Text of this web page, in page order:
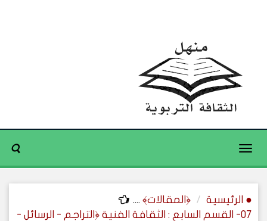
Toggle
● الرئيسية ﴿المقالات﴾ ....
07- القسم السابع : الثقافة الفنية ﴿التراجم - الرسائل -